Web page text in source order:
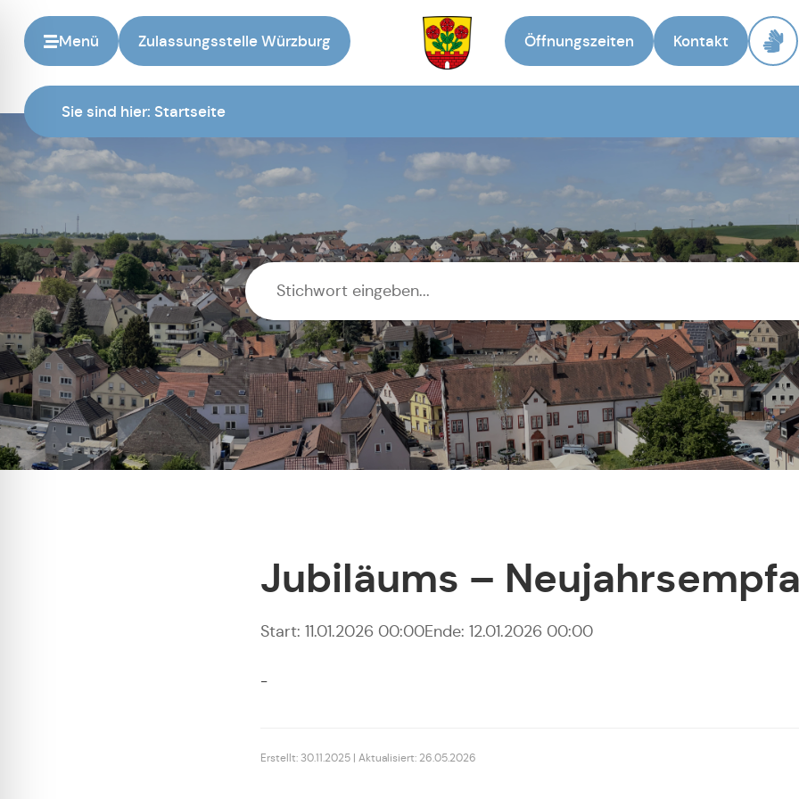
Menü Zulassungsstelle Würzburg
Zur Startseite
Öffnungszeiten Kontakt
Sie sind hier: Startseite
Jubiläums –
Start: 11.01.2026 00:00Ende: 12.01.2026 00:00
-
Erstellt: 30.11.2025 | Aktualisiert: 26.05.2026